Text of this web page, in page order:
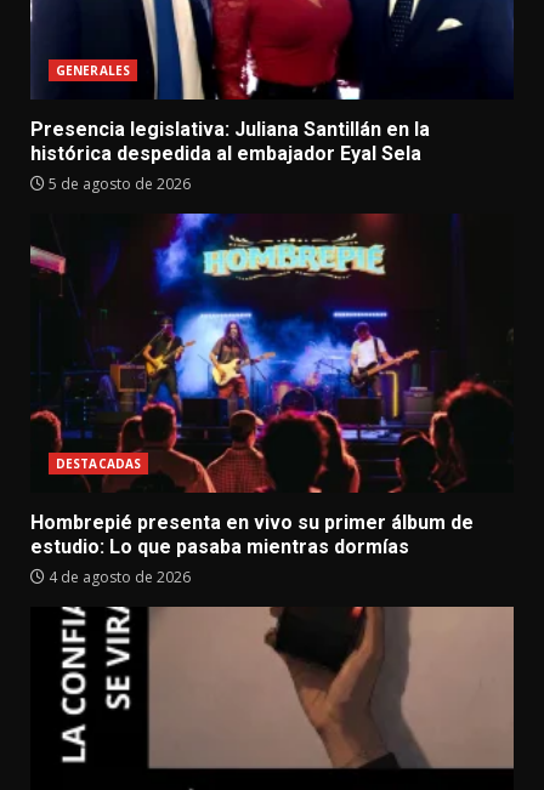
GENERALES
Presencia legislativa: Juliana Santillán en la
histórica despedida al embajador Eyal Sela
5 de agosto de 2026
DESTACADAS
Hombrepié presenta en vivo su primer álbum de
estudio: Lo que pasaba mientras dormías
4 de agosto de 2026